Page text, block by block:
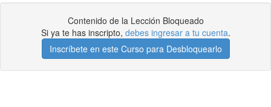
Contenido de la Lección Bloqueado
Si ya te has inscripto, debes ingresar a tu cuenta.
Inscríbete en este Curso para Desbloquearlo